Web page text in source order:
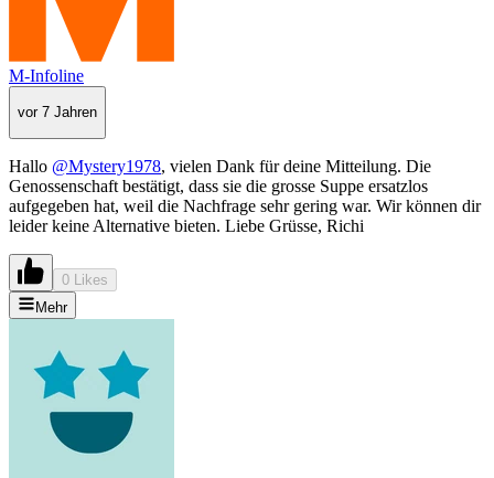
M-Infoline
vor 7 Jahren
Hallo @Mystery1978, vielen Dank für deine Mitteilung. Die
Genossenschaft bestätigt, dass sie die grosse Suppe ersatzlos
aufgegeben hat, weil die Nachfrage sehr gering war. Wir können dir
leider keine Alternative bieten. Liebe Grüsse, Richi
0 Likes
Mehr